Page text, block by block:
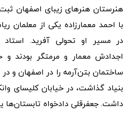
هنرستان هنرهای زیبای اصفهان
با احمد معمارزاده یکی از معلمان
در مسیر او تحولی آفرید. استاد
اجدادش معمار و مرمتگر بودند و
ساختمان بتن‌آرمه را در اصفهان و
بنیاد گذاشت، در خیابان کلیسای
داشت. جعفرقلی دادخواه تابستان‌ها